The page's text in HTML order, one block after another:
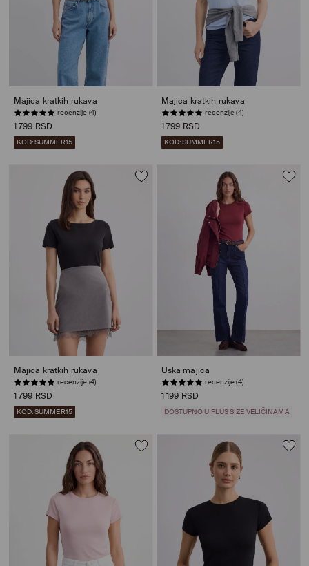
Majica kratkih rukava
recenzije (4)
1 799 RSD
KOD: SUMMER15
Majica kratkih rukava
recenzije (4)
1 799 RSD
KOD: SUMMER15
Majica kratkih rukava
recenzije (4)
1 799 RSD
KOD: SUMMER15
Uska majica
recenzije (4)
1 199 RSD
DOSTUPNO U PLUS SIZE VELIČINAMA